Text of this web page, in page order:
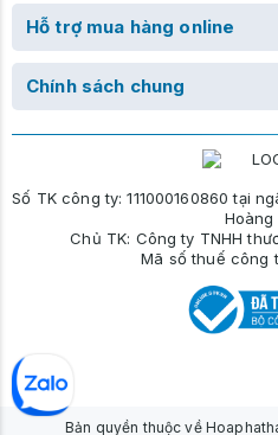
Hỗ trợ mua hàng online
Chính sách chung
Số TK công ty: 111000160860 tại
Hoàng
Chủ TK: Công ty TNHH
Mã số thuế công
Bản quyền thuộc về